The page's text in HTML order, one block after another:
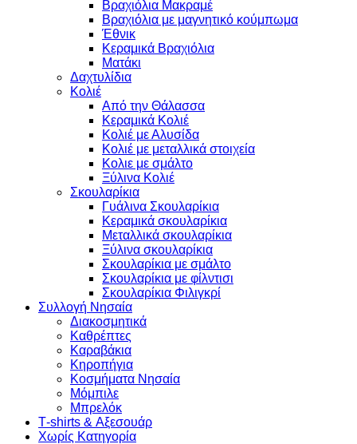
Βραχιόλια Μακραμέ
Βραχιόλια με μαγνητικό κούμπωμα
Έθνικ
Κεραμικά Βραχιόλια
Ματάκι
Δαχτυλίδια
Κολιέ
Από την Θάλασσα
Κεραμικά Κολιέ
Κολιέ με Αλυσίδα
Κολιέ με μεταλλικά στοιχεία
Κολιε με σμάλτο
Ξύλινα Κολιέ
Σκουλαρίκια
Γυάλινα Σκουλαρίκια
Κεραμικά σκουλαρίκια
Μεταλλικά σκουλαρίκια
Ξύλινα σκουλαρίκια
Σκουλαρίκια με σμάλτο
Σκουλαρίκια με φίλντισι
Σκουλαρίκια Φιλιγκρί
Συλλογή Νησαία
Διακοσμητικά
Καθρέπτες
Καραβάκια
Κηροπήγια
Κοσμήματα Νησαία
Μόμπιλε
Μπρελόκ
Τ-shirts & Αξεσουάρ
Χωρίς Κατηγορία